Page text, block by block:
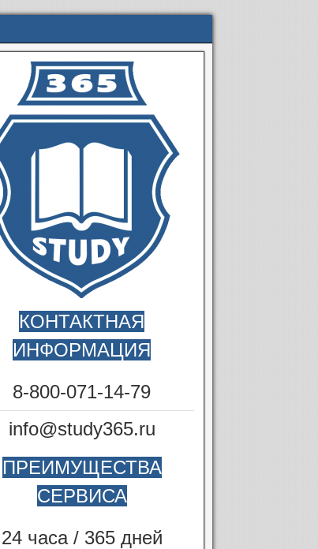
КОНТАКТНАЯ
ИНФОРМАЦИЯ
8-800-071-14-79
info@study365.ru
ПРЕИМУЩЕСТВА
СЕРВИСА
24 часа / 365 дней